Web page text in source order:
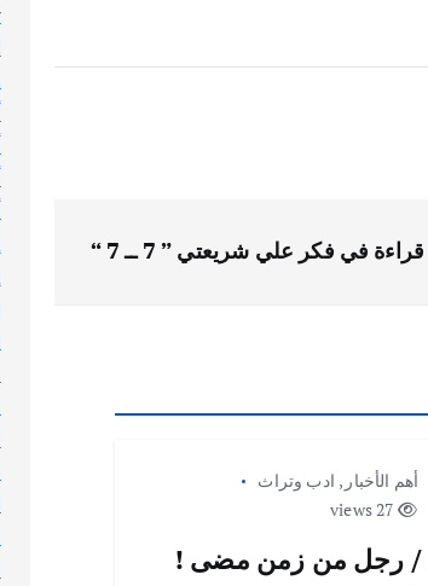
قراءة في فكر علي شريعتي ” 7 ــ 7 “
أهم الأخبار , ادب وتراث
/ رجل من زمن مضى !